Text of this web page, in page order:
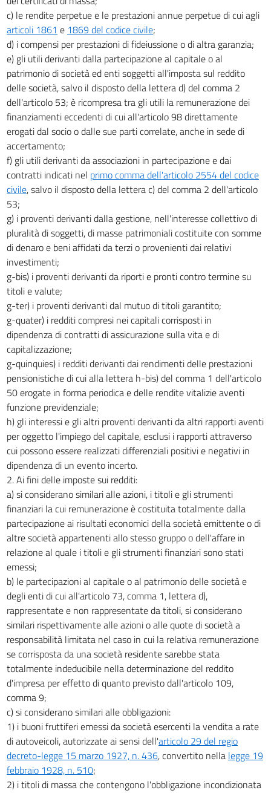
c) le rendite perpetue e le prestazioni annue perpetue di cui agli
articoli 1861 e 1869 del codice civile;
d) i compensi per prestazioni di fideiussione o di altra garanzia;
e) gli utili derivanti dalla partecipazione al capitale o al
patrimonio di società ed enti soggetti all'imposta sul reddito
delle società, salvo il disposto della lettera d) del comma 2
dell'articolo 53; è ricompresa tra gli utili la remunerazione dei
finanziamenti eccedenti di cui all'articolo 98 direttamente
erogati dal socio o dalle sue parti correlate, anche in sede di
accertamento;
f) gli utili derivanti da associazioni in partecipazione e dai
contratti indicati nel primo comma dell'articolo 2554 del codice
civile, salvo il disposto della lettera c) del comma 2 dell'articolo
53;
g) i proventi derivanti dalla gestione, nell'interesse collettivo di
pluralità di soggetti, di masse patrimoniali costituite con somme
di denaro e beni affidati da terzi o provenienti dai relativi
investimenti;
g-bis) i proventi derivanti da riporti e pronti contro termine su
titoli e valute;
g-ter) i proventi derivanti dal mutuo di titoli garantito;
g-quater) i redditi compresi nei capitali corrisposti in
dipendenza di contratti di assicurazione sulla vita e di
capitalizzazione;
g-quinquies) i redditi derivanti dai rendimenti delle prestazioni
pensionistiche di cui alla lettera h-bis) del comma 1 dell'articolo
50 erogate in forma periodica e delle rendite vitalizie aventi
funzione previdenziale;
h) gli interessi e gli altri proventi derivanti da altri rapporti aventi
per oggetto l'impiego del capitale, esclusi i rapporti attraverso
cui possono essere realizzati differenziali positivi e negativi in
dipendenza di un evento incerto.
2. Ai fini delle imposte sui redditi:
a) si considerano similari alle azioni, i titoli e gli strumenti
finanziari la cui remunerazione è costituita totalmente dalla
partecipazione ai risultati economici della società emittente o di
altre società appartenenti allo stesso gruppo o dell'affare in
relazione al quale i titoli e gli strumenti finanziari sono stati
emessi;
b) le partecipazioni al capitale o al patrimonio delle società e
degli enti di cui all'articolo 73, comma 1, lettera d),
rappresentate e non rappresentate da titoli, si considerano
similari rispettivamente alle azioni o alle quote di società a
responsabilità limitata nel caso in cui la relativa remunerazione
se corrisposta da una società residente sarebbe stata
totalmente indeducibile nella determinazione del reddito
d'impresa per effetto di quanto previsto dall'articolo 109,
comma 9;
c) si considerano similari alle obbligazioni:
1) i buoni fruttiferi emessi da società esercenti la vendita a rate
di autoveicoli, autorizzate ai sensi dell'articolo 29 del regio
decreto-legge 15 marzo 1927, n. 436, convertito nella legge 19
febbraio 1928, n. 510;
2) i titoli di massa che contengono l'obbligazione incondizionata